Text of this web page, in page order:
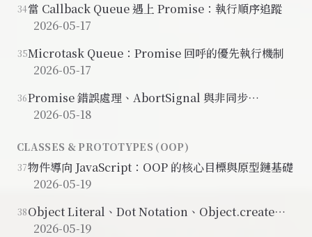
34當 Callback Queue 遇上 Promise：執行順序追蹤
2026-05-17
35Microtask Queue：Promise 回呼的優先執行機制
2026-05-17
36Promise 錯誤處理、AbortSignal 與非同步
JavaScript 總結
2026-05-18
CLASSES & PROTOTYPES (OOP)
37物件導向 JavaScript：OOP 的核心目標與原型鏈基礎
2026-05-19
38Object Literal、Dot Notation、Object.create：
三種建立物件的方式
2026-05-19